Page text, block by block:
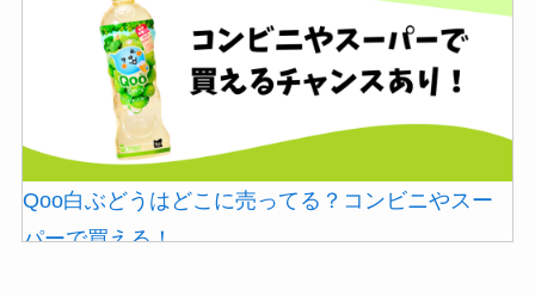
Qoo白ぶどうはどこに売ってる？コンビニやスー
パーで買える！